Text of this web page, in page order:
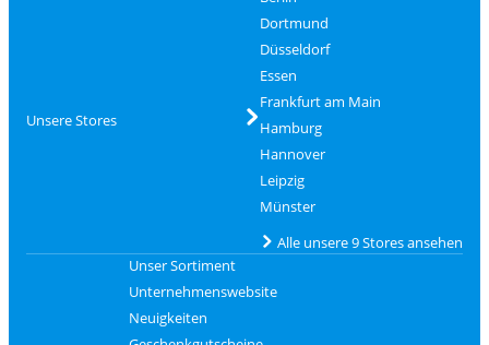
Unsere Stores
Dortmund
Düsseldorf
Essen
Frankfurt am Main
Hamburg
Hannover
Leipzig
Münster
Alle unsere 9 Stores ansehen
Unser Sortiment
Unternehmenswebsite
Neuigkeiten